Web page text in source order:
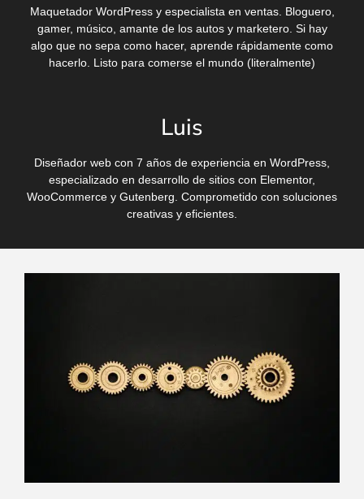
Maquetador WordPress y especialista en ventas. Bloguero,
gamer, músico, amante de los autos y marketero. Si hay
algo que no sepa como hacer, aprende rápidamente como
hacerlo. Listo para comerse el mundo (literalmente)
Luis
Diseñador web con 7 años de experiencia en WordPress,
especializado en desarrollo de sitios con Elementor,
WooCommerce y Gutenberg. Comprometido con soluciones
creativas y eficientes.